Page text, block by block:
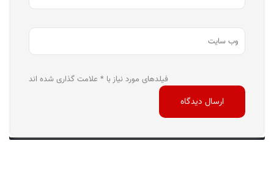
فیلدهای مورد نیاز با * علامت گذاری شده اند